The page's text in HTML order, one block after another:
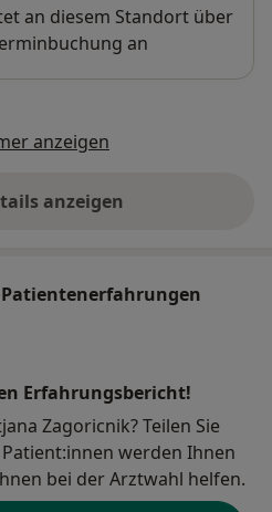
an diesem Standort über
an
anzeigen
anzeigen
über die Adresse
Erfahrungsbericht!
Zagoricnik? Teilen Sie
werden Ihnen
bei der Arztwahl helfen.